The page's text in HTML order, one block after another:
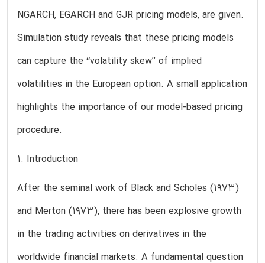
NGARCH, EGARCH and GJR pricing models, are given.
Simulation study reveals that these pricing models
can capture the ‘‘volatility skew’’ of implied
volatilities in the European option. A small application
highlights the importance of our model-based pricing
procedure.
1. Introduction
After the seminal work of Black and Scholes (1973)
and Merton (1973), there has been explosive growth
in the trading activities on derivatives in the
worldwide financial markets. A fundamental question